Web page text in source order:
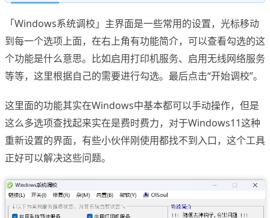
「Windows系统调校」主界面是一些常用的设置，光标移动
到每一个选项上面，在右上角有功能简介，可以查看勾选的这
个功能是什么意思。比如启用打印机服务、启用无线网络服务
等等，这里根据自己的需要进行勾选。最后点击“开始调校”。
这里面的功能其实在Windows中基本都可以手动操作，但是
这么多选项查找起来实在是费时费力，对于Windows11这种
重新设置的界面，有些小伙伴刚使用都找不到入口，这个工具
正好可以解决这些问题。